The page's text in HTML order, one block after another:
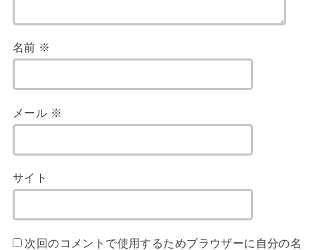
名前 ※
メール ※
サイト
次回のコメントで使用するためブラウザーに自分の名